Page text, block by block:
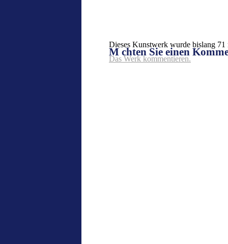
Dieses Kunstwerk wurde bislang 71
M chten Sie einen
Das Werk kommentieren.